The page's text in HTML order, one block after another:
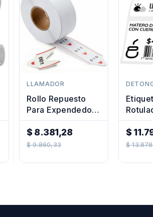
LLAMADOR
Rollo Repuesto
Para Expendedor
De Números
Turnos
$ 8.381,28
Precio
$ 9.860,33
$
$